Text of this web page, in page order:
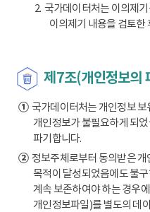
2. 국가데이터처는 이의제
이의제기 내용을 검토한
제7조(개인정보의
①국가데이터처는 개인정보 보
개인정보가 불필요하게 되
파기합니다.
②정보주체로부터 동의받은 개
목적이 달성되었음에도 불
계속 보존하여야 하는 경우
개인정보파일)를 별도의 데